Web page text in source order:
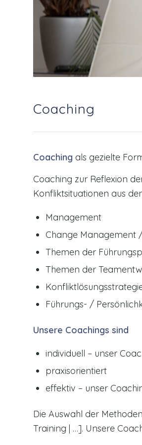
Coaching
Coaching als gezielte
Coaching zur Reflexion
Konfliktsituationen aus
Management
Change Management
Themen der
Themen der
Führungs- /
Unsere Coachings sind
individuell – unser
praxisorientiert
effektiv – unser
Die Auswahl der
Training | …]. Unsere